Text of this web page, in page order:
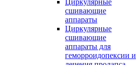
Циркулярные
сшивающие
аппараты
Циркулярные
сшивающие
аппараты для
геморроидопексии и